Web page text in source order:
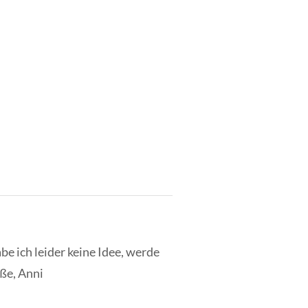
ich leider keine Idee, werde
Anni